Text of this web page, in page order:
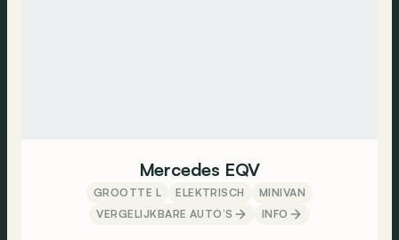
Mercedes EQV
GROOTTE L ELEKTRISCH
MINIVAN
VERGELIJKBARE AUTO’S
INFO